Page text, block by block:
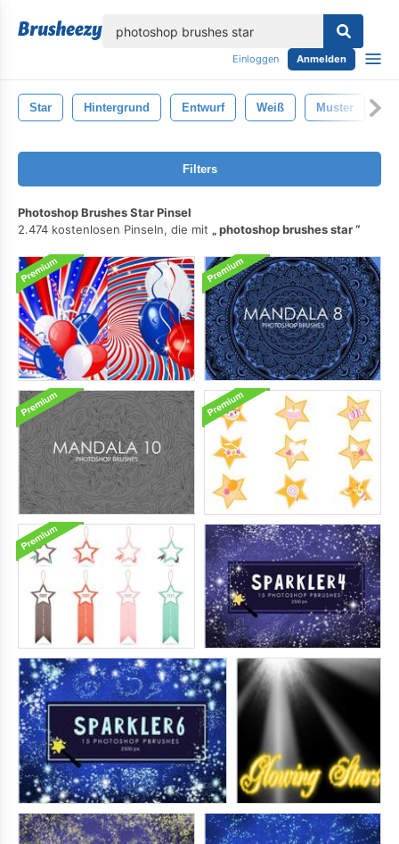
Einloggen Anmelden
Star Hintergrund Entwurf Weiß Muster
Filters
Photoshop Brushes Star Pinsel
2.474 kostenlosen Pinseln, die mit
photoshop brushes star